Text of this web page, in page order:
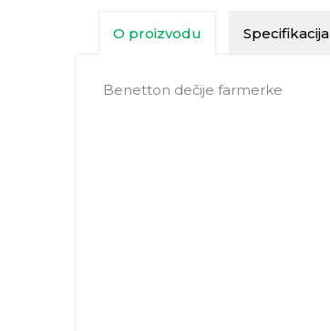
O proizvodu Specifikacija
Benetton dečije farmerke